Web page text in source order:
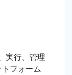
実行、管理
フォーム